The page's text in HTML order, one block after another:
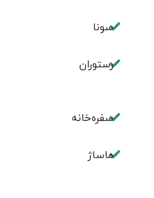
سونا
رستوران
سفره‌خانه
ماساژ